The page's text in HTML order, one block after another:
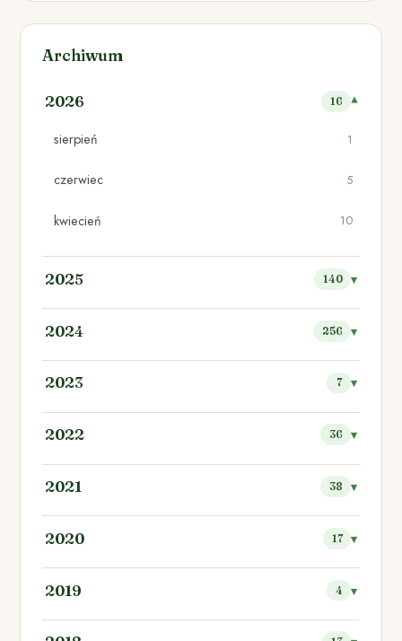
Archiwum
2026 16
sierpień 1
czerwiec 5
kwiecień 10
2025 140
2024 256
2023 7
2022 36
2021 38
2020 17
2019 4